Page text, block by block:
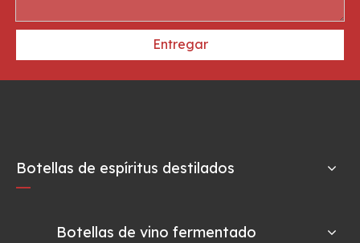
Entregar
Botellas de espíritus destilados
Botellas de vino fermentado